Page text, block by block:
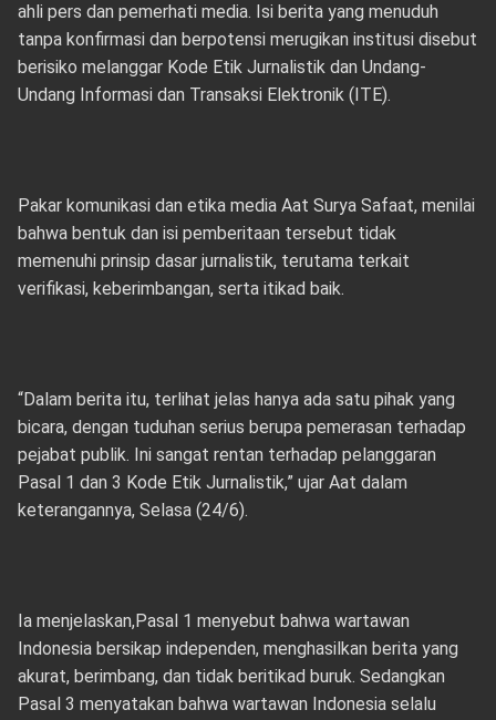
ahli pers dan pemerhati media. Isi berita yang menuduh
tanpa konfirmasi dan berpotensi merugikan institusi disebut
berisiko melanggar Kode Etik Jurnalistik dan Undang-
Undang Informasi dan Transaksi Elektronik (ITE).
Pakar komunikasi dan etika media Aat Surya Safaat, menilai
bahwa bentuk dan isi pemberitaan tersebut tidak
memenuhi prinsip dasar jurnalistik, terutama terkait
verifikasi, keberimbangan, serta itikad baik.
“Dalam berita itu, terlihat jelas hanya ada satu pihak yang
bicara, dengan tuduhan serius berupa pemerasan terhadap
pejabat publik. Ini sangat rentan terhadap pelanggaran
Pasal 1 dan 3 Kode Etik Jurnalistik,” ujar Aat dalam
keterangannya, Selasa (24/6).
Ia menjelaskan,Pasal 1 menyebut bahwa wartawan
Indonesia bersikap independen, menghasilkan berita yang
akurat, berimbang, dan tidak beritikad buruk. Sedangkan
Pasal 3 menyatakan bahwa wartawan Indonesia selalu